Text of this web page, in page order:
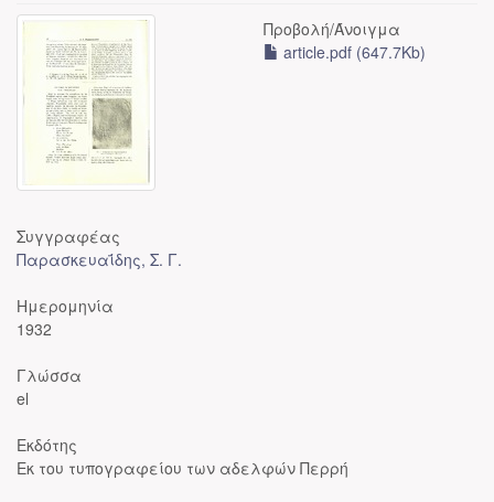
Προβολή/Άνοιγμα
article.pdf (647.7Kb)
Συγγραφέας
Παρασκευαΐδης, Σ. Γ.
Ημερομηνία
1932
Γλώσσα
el
Εκδότης
Εκ του τυπογραφείου των αδελφών Περρή